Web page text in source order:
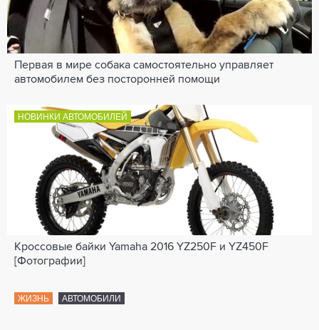
Первая в мире собака самостоятельно управляет
автомобилем без посторонней помощи
НОВИНКИ АВТОМОБИЛЕЙ
Кроссовые байки Yamaha 2016 YZ250F и YZ450F
[Фотографии]
ЖИЗНЬ АВТОМОБИЛИ